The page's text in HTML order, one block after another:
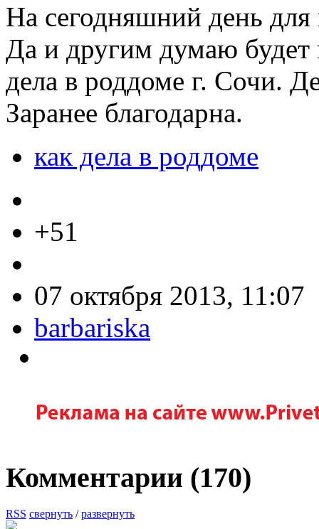
На сегодняшний день
Да и другим думаю будет
дела в роддоме г. Сочи.
Заранее благодарна.
как дела в роддоме
+51
07 октября 2013, 11:07
barbariska
Комментарии (170)
RSS свернуть /развернуть